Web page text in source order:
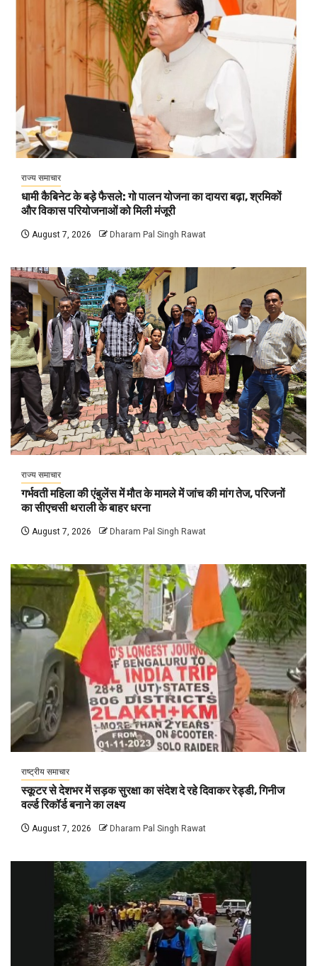
राज्य समाचार
धामी कैबिनेट के बड़े फैसले: गो पालन योजना का दायरा बढ़ा, श्रमिकों
और विकास परियोजनाओं को मिली मंजूरी
August 7, 2026 Dharam Pal Singh Rawat
राज्य समाचार
गर्भवती महिला की एंबुलेंस में मौत के मामले में जांच की मांग तेज, परिजनों
का सीएचसी थराली के बाहर धरना
August 7, 2026 Dharam Pal Singh Rawat
राष्ट्रीय समाचार
स्कूटर से देशभर में सड़क सुरक्षा का संदेश दे रहे दिवाकर रेड्डी, गिनीज
वर्ल्ड रिकॉर्ड बनाने का लक्ष्य
August 7, 2026 Dharam Pal Singh Rawat